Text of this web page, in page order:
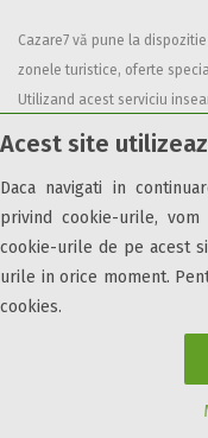
Acest site
Daca navigati in
privind cookie-urile,
cookie-urile de pe acest
urile in orice moment.
cookies.
Cazare7 vă pune la
zonele turistice, oferte
Utilizand acest serviciu
condițiile de utilizare.
© 2026